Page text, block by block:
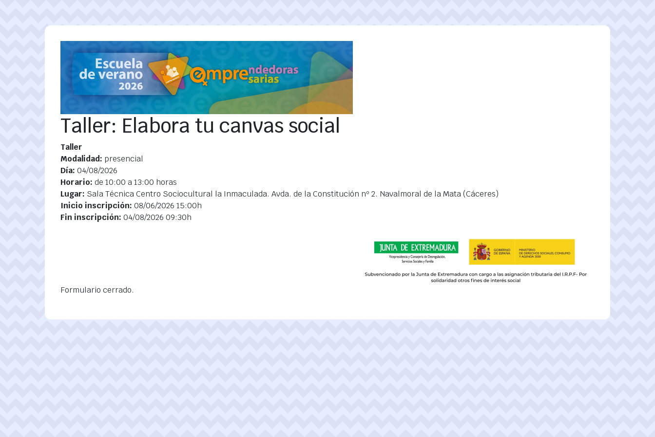
Taller: Elabora tu canvas social
Taller
Modalidad: presencial
Día: 04/08/2026
Horario: de 10:00 a 13:00 horas
Lugar: Sala Técnica Centro Sociocultural la Inmaculada. Avda. de la Constitución nº 2. Navalmoral de la Mata (Cáceres)
Inicio inscripción: 08/06/2026 15:00h
Fin inscripción: 04/08/2026 09:30h
Formulario cerrado.